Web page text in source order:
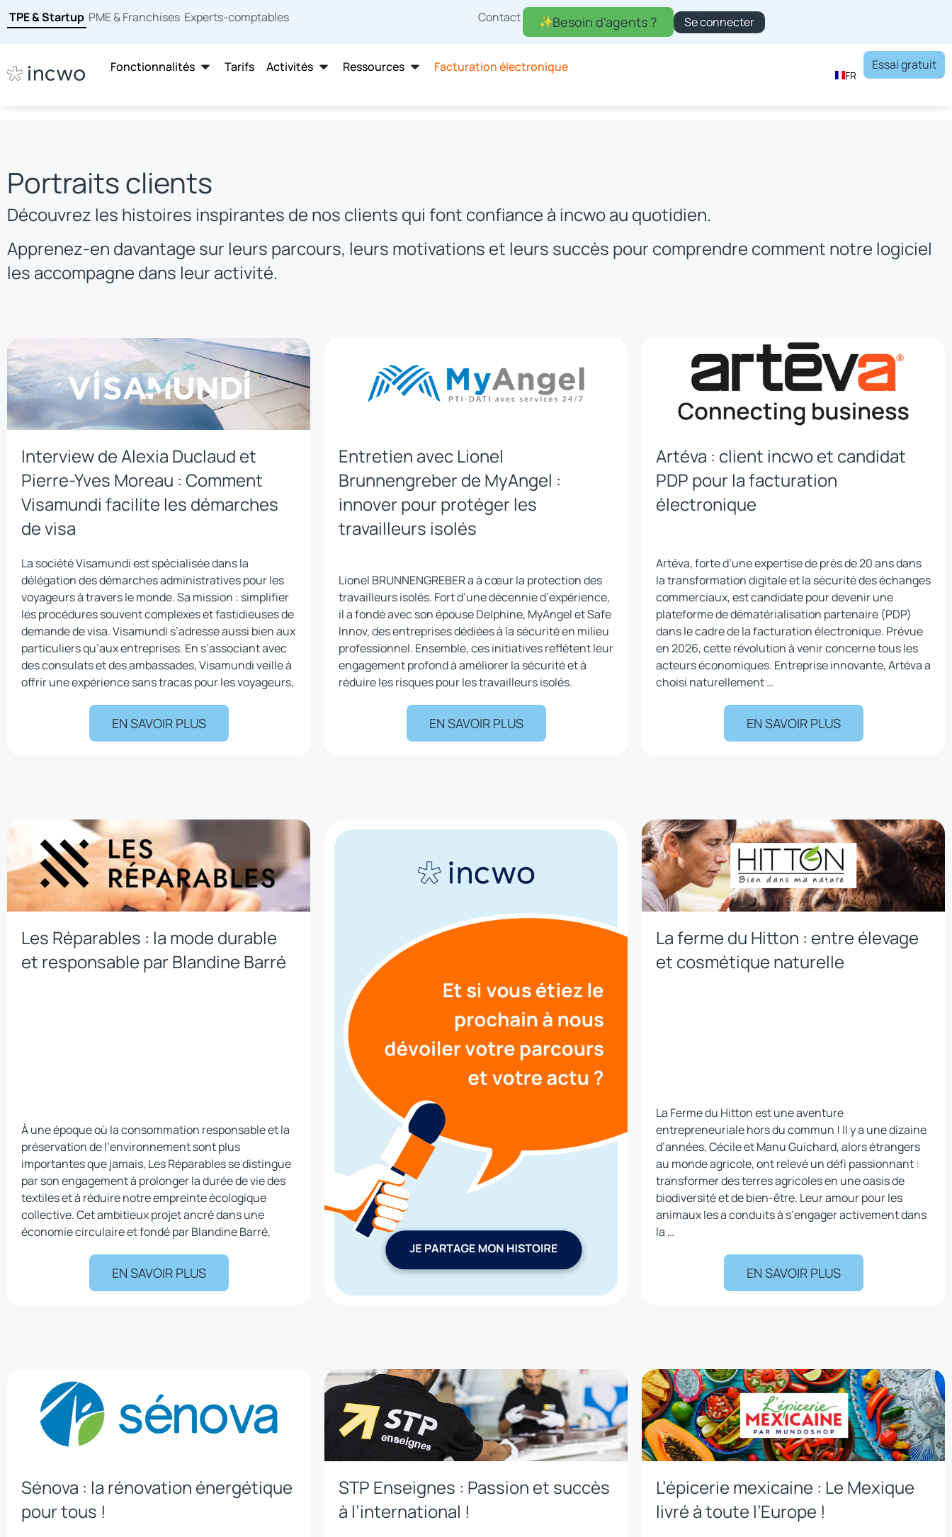
TPE & Startup PME & Franchises Experts-comptables Contact Se connecter
Besoin d'agents ?
Fonctionnalités Tarifs Activités Ressources Facturation électronique
FR
Essai gratuit
Portraits clients
Découvrez les histoires inspirantes de nos clients qui font confiance à incwo au quotidien.
Apprenez-en davantage sur leurs parcours, leurs motivations et leurs succès pour comprendre comment notre logiciel
les accompagne dans leur activité.
Interview de Alexia Duclaud et
Pierre-Yves Moreau : Comment
Visamundi facilite les démarches
de visa
La société Visamundi est spécialisée dans la
délégation des démarches administratives pour les
voyageurs à travers le monde. Sa mission : simplifier
les procédures souvent complexes et fastidieuses de
demande de visa. Visamundi s’adresse aussi bien aux
particuliers qu’aux entreprises. En s’associant avec
des consulats et des ambassades, Visamundi veille à
offrir une expérience sans tracas pour les voyageurs,
EN SAVOIR PLUS
Entretien avec Lionel
Brunnengreber de MyAngel :
innover pour protéger les
travailleurs isolés
Lionel BRUNNENGREBER a à cœur la protection des
travailleurs isolés. Fort d’une décennie d’expérience,
il a fondé avec son épouse Delphine, MyAngel et Safe
Innov, des entreprises dédiées à la sécurité en milieu
professionnel. Ensemble, ces initiatives reflètent leur
engagement profond à améliorer la sécurité et à
réduire les risques pour les travailleurs isolés.
EN SAVOIR PLUS
Artéva : client incwo et candidat
PDP pour la facturation
électronique
Artéva, forte d’une expertise de près de 20 ans dans
la transformation digitale et la sécurité des échanges
commerciaux, est candidate pour devenir une
plateforme de dématérialisation partenaire (PDP)
dans le cadre de la facturation électronique. Prévue
en 2026, cette révolution à venir concerne tous les
acteurs économiques. Entreprise innovante, Artéva a
choisi naturellement …
EN SAVOIR PLUS
Les Réparables : la mode durable
et responsable par Blandine Barré
À une époque où la consommation responsable et la
préservation de l’environnement sont plus
importantes que jamais, Les Réparables se distingue
par son engagement à prolonger la durée de vie des
textiles et à réduire notre empreinte écologique
collective. Cet ambitieux projet ancré dans une
économie circulaire et fondé par Blandine Barré,
EN SAVOIR PLUS
La ferme du Hitton : entre élevage
et cosmétique naturelle
La Ferme du Hittonest une aventure
entrepreneuriale hors du commun ! Il y a une dizaine
d’années, Cécile et Manu Guichard, alors étrangers
au monde agricole, ont relevé un défi passionnant :
transformer des terres agricoles en une oasis de
biodiversité et de bien-être. Leur amour pour les
animaux les a conduits à s’engager activement dans
la …
EN SAVOIR PLUS
Sénova : la rénovation énergétique
pour tous !
STP Enseignes : Passion et succès
à l’international !
L’épicerie mexicaine : Le Mexique
livré à toute l’Europe !